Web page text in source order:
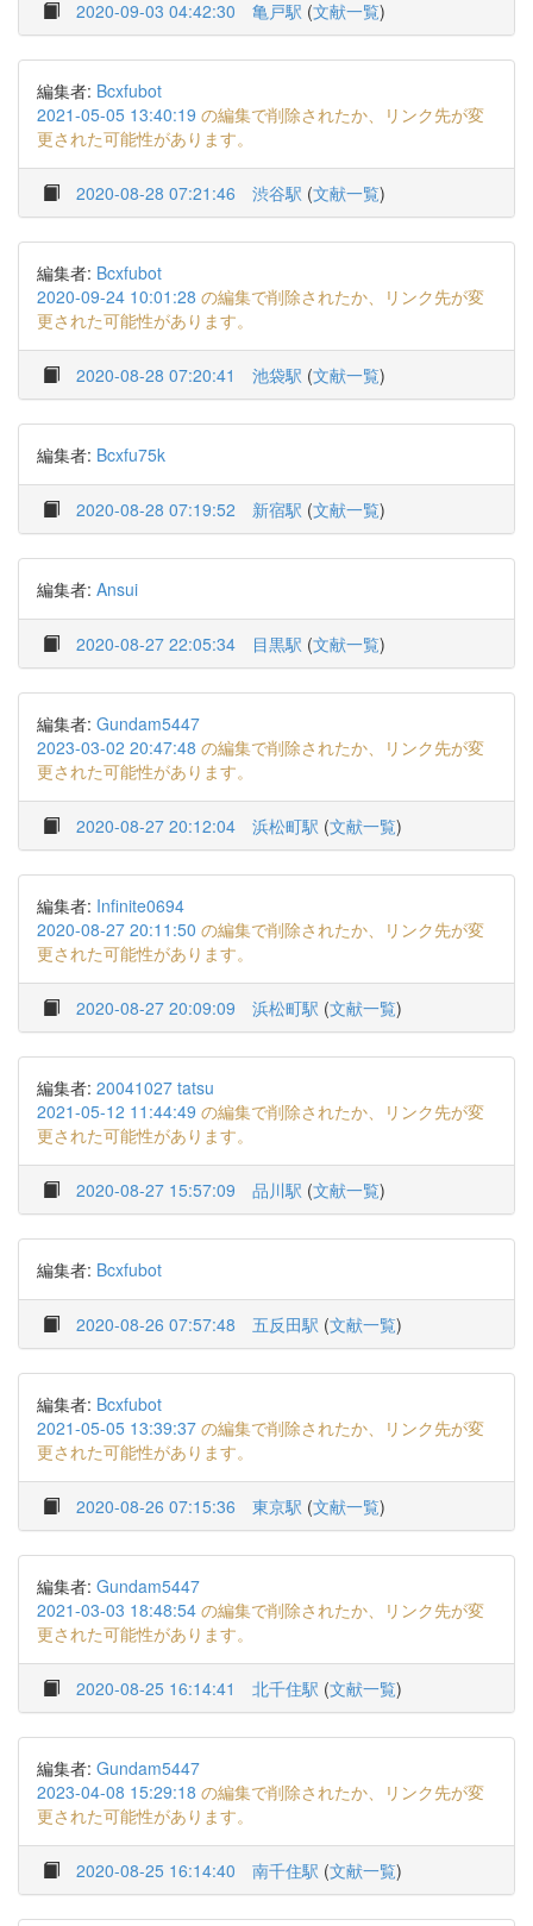
2020-09-03 04:42:30 亀戸駅 (文献一覧)
編集者: Bcxfubot
2021-05-05 13:40:19 の編集で削除されたか、リンク先が変
更された可能性があります。
2020-08-28 07:21:46 渋谷駅 (文献一覧)
編集者: Bcxfubot
2020-09-24 10:01:28 の編集で削除されたか、リンク先が変
更された可能性があります。
2020-08-28 07:20:41 池袋駅 (文献一覧)
編集者: Bcxfu75k
2020-08-28 07:19:52 新宿駅 (文献一覧)
編集者: Ansui
2020-08-27 22:05:34 目黒駅 (文献一覧)
編集者: Gundam5447
2023-03-02 20:47:48 の編集で削除されたか、リンク先が変
更された可能性があります。
2020-08-27 20:12:04 浜松町駅 (文献一覧)
編集者: Infinite0694
2020-08-27 20:11:50 の編集で削除されたか、リンク先が変
更された可能性があります。
2020-08-27 20:09:09 浜松町駅 (文献一覧)
編集者: 20041027 tatsu
2021-05-12 11:44:49 の編集で削除されたか、リンク先が変
更された可能性があります。
2020-08-27 15:57:09 品川駅 (文献一覧)
編集者: Bcxfubot
2020-08-26 07:57:48 五反田駅 (文献一覧)
編集者: Bcxfubot
2021-05-05 13:39:37 の編集で削除されたか、リンク先が変
更された可能性があります。
2020-08-26 07:15:36 東京駅 (文献一覧)
編集者: Gundam5447
2021-03-03 18:48:54 の編集で削除されたか、リンク先が変
更された可能性があります。
2020-08-25 16:14:41 北千住駅 (文献一覧)
編集者: Gundam5447
2023-04-08 15:29:18 の編集で削除されたか、リンク先が変
更された可能性があります。
2020-08-25 16:14:40 南千住駅 (文献一覧)